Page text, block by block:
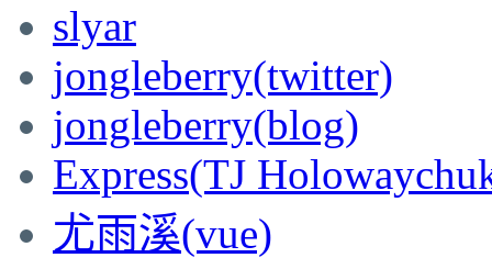
slyar
jongleberry(twitter)
jongleberry(blog)
Express(TJ
尤雨溪(vue)